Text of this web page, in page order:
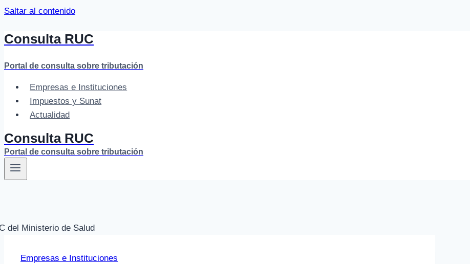
Saltar al contenido
Consulta RUC
Portal de consulta sobre tributación
Empresas e Instituciones
Impuestos y Sunat
Actualidad
Consulta RUC
Portal de consulta sobre tributación
Empresas e Instituciones